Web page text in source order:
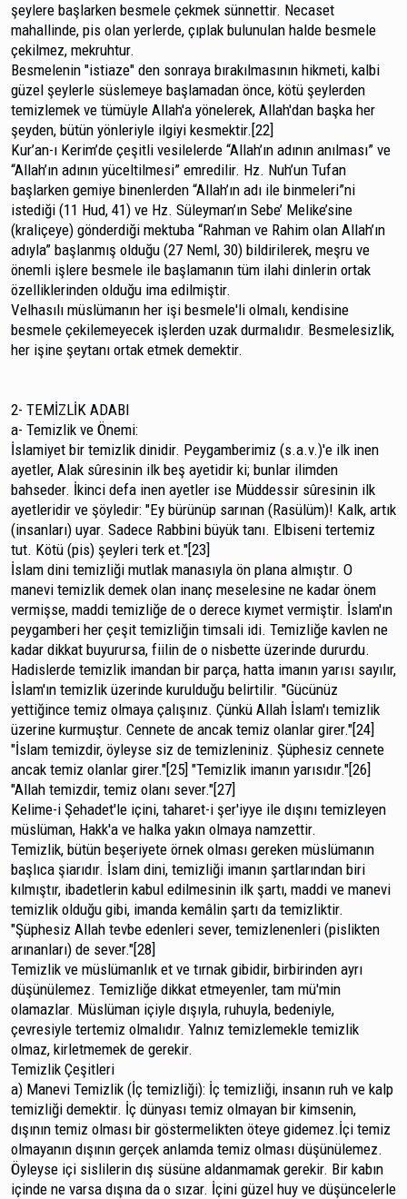
şeylere başlarken besmele çekmek sün­nettir. Necaset
mahallinde, pis olan yerlerde, çıplak bulunu­lan halde besmele
çekilmez, mekruhtur.
Besmelenin "istiaze" den sonraya bırakılmasının hikmeti, kalbi
güzel şeylerle süslemeye başlamadan önce, kötü şeylerden
temizlemek ve tümüyle Allah'a yönelerek, Allah'dan başka her
şeyden, bütün yönleriyle ilgiyi kesmektir.[22]
Kur’an-ı Kerim’de çeşitli vesilelerde “Allah’ın adının anılması” ve
“Allah’ın adının yüceltilmesi” emredilir. Hz. Nuh’un Tufan
başlarken gemiye binenlerden “Allah’ın adı ile binmeleri”ni
istediği (11 Hud, 41) ve Hz. Süleyman’ın Sebe’ Melike’sine
(kraliçeye) gönderdiği mektuba “Rahman ve Rahim olan Allah’ın
adıyla” başlanmış olduğu (27 Neml, 30) bildirilerek, meşru ve
önemli işlere besmele ile başlamanın tüm ilahi dinlerin ortak
özelliklerinden olduğu ima edilmiştir.
Velhasılı müslümanın her işi besmele'li olmalı, ken­disine
besmele çekilemeyecek işlerden uzak durmalıdır. Besmelesizlik,
her işine şeytanı ortak etmek demektir.
2- TEMİZLİK ADABI
a- Temizlik ve Önemi:
İslamiyet bir temizlik dinidir. Peygamberimiz (s.a.v.)'e ilk inen
ayetler, Alak sûresinin ilk beş ayetidir ki; bunlar ilimden
bahseder. İkinci defa inen ayetler ise Müddessir sûresinin ilk
ayetleridir ve şöyledir: "Ey bürünüp sarınan (Rasülüm)! Kalk, artık
(insanları) uyar. Sadece Rabbini büyük tanı. Elbiseni tertemiz
tut. Kötü (pis) şeyleri terk et."[23]
İslam dini temizliği mutlak manasıyla ön plana al­mıştır. O
manevi temizlik demek olan inanç meselesine ne kadar önem
vermişse, maddi temizliğe de o derece kıymet vermiştir. İslam'ın
peygamberi her çeşit temizliğin timsali idi. Temizliğe kavlen ne
kadar dikkat buyurursa, fiilin de o nisbette üzerinde dururdu.
Hadislerde temizlik imandan bir parça, hatta imanın yarısı sayılır,
İslam'ın temizlik üzerinde kurulduğu belirtilir. "Gücünüz
yettiğince temiz olmaya çalı­şınız. Çünkü Allah İslam'ı temizlik
üzerine kurmuştur. Cen­nete de ancak temiz olanlar girer."[24]
"İslam temizdir, öyleyse siz de temizleniniz. Şüphesiz cennete
ancak temiz olanlar gi­rer."[25] "Temizlik imanın yarısıdır."[26]
"Allah temizdir, temiz ola­nı sever."[27]
Kelime-i Şehadet'le içini, taharet-i şer'iyye ile dışını temizleyen
müslüman, Hakk'a ve halka yakın olmaya nam­zettir.
Temizlik, bütün beşeriyete örnek olması gereken müslümanın
başlıca şiarıdır. İslam dini, temizliği imanın şartlarından biri
kılmıştır, ibadetlerin kabul edilmesinin ilk şartı, maddi ve manevi
temizlik olduğu gibi, imanda kemâ­lin şartı da temizliktir.
"Şüphesiz Allah tevbe edenleri sever, temizlenenleri (pislikten
arınanları) de sever."[28]
Temizlik ve müslümanlık et ve tırnak gibidir, birbi­rinden ayrı
düşünülemez. Temizliğe dikkat etmeyenler, tam mü'min
olamazlar. Müslüman içiyle dışıyla, ruhuyla, bede­niyle,
çevresiyle tertemiz olmalıdır. Yalnız temizlemekle te­mizlik
olmaz, kirletmemek de gerekir.
Temizlik Çeşitleri
a) Manevi Temizlik (İç temizliği): İç temizliği, insanın ruh ve kalp
temizliği demektir. İç dünyası temiz ol­mayan bir kimsenin,
dışının temiz olması bir göstermelikten öteye gidemez.İçi temiz
olmayanın dışının gerçek anlamda temiz olması düşünülemez.
Öyleyse içi sislilerin dış süsüne aldanmamak gerekir. Bir kabın
içinde ne varsa dışına da o sızar. İçini güzel huy ve düşüncelerle